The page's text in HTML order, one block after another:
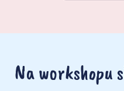
Na workshopu